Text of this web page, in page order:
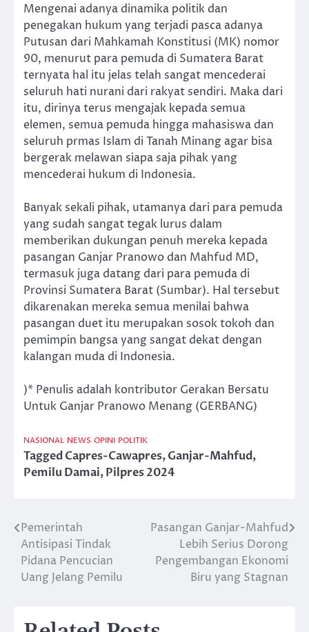
Mengenai adanya dinamika politik dan
penegakan hukum yang terjadi pasca adanya
Putusan dari Mahkamah Konstitusi (MK) nomor
90, menurut para pemuda di Sumatera Barat
ternyata hal itu jelas telah sangat mencederai
seluruh hati nurani dari rakyat sendiri. Maka dari
itu, dirinya terus mengajak kepada semua
elemen, semua pemuda hingga mahasiswa dan
seluruh prmas Islam di Tanah Minang agar bisa
bergerak melawan siapa saja pihak yang
mencederai hukum di Indonesia.
Banyak sekali pihak, utamanya dari para pemuda
yang sudah sangat tegak lurus dalam
memberikan dukungan penuh mereka kepada
pasangan Ganjar Pranowo dan Mahfud MD,
termasuk juga datang dari para pemuda di
Provinsi Sumatera Barat (Sumbar). Hal tersebut
dikarenakan mereka semua menilai bahwa
pasangan duet itu merupakan sosok tokoh dan
pemimpin bangsa yang sangat dekat dengan
kalangan muda di Indonesia.
)* Penulis adalah kontributor Gerakan Bersatu
Untuk Ganjar Pranowo Menang (GERBANG)
NASIONAL NEWS OPINI POLITIK
TaggedCapres-Cawapres,Ganjar-Mahfud,
Pemilu Damai,Pilpres 2024
Post
navigation
Pemerintah
Antisipasi Tindak
Pidana Pencucian
Uang Jelang Pemilu
Pasangan Ganjar-Mahfud
Lebih Serius Dorong
Pengembangan Ekonomi
Biru yang Stagnan